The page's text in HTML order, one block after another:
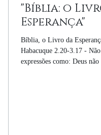
"Bíblia: o
Esperança"
Bíblia, o Livro da
Habacuque 2.20-3.17 -
expressões como: Deus